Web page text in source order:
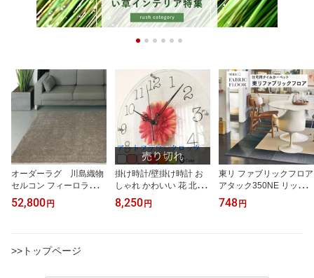
オーダーラグ 川島織物
セルコン フィーロラグ
『コーンスノー』 高級ラ
グ ウールラグ オーダー
ラグリ ビング ラグ ウー
ルカーペット 絨毯
52,800 円
掛け時計/壁掛け時計 お
しゃれ かわいい 花 北欧
『アートフラワークロッ
ク』 日本製 造花を挟ん
8,250 円
東リ ファブリックフロア
アタック350NE リップ
ルパレットネオ 吸着 洗
える 遮音 防音 防ダニ 日
748 円
>>トップページ